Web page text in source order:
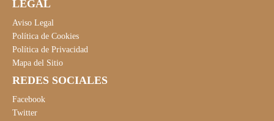
LEGAL
Aviso Legal
Política de Cookies
Política de Privacidad
Mapa del Sitio
REDES SOCIALES
Facebook
Twitter